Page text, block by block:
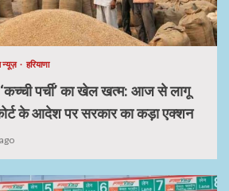
न्यूज़ हरियाणा
‘कच्ची पर्ची’ का खेल खत्म: आज से लागू
के आदेश पर सरकार का कड़ा एक्शन